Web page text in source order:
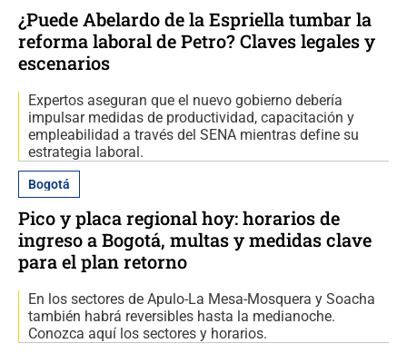
¿Puede Abelardo de la Espriella tumbar la
reforma laboral de Petro? Claves legales y
escenarios
Expertos aseguran que el nuevo gobierno debería
impulsar medidas de productividad, capacitación y
empleabilidad a través del SENA mientras define su
estrategia laboral.
Bogotá
Pico y placa regional hoy: horarios de
ingreso a Bogotá, multas y medidas clave
para el plan retorno
En los sectores de Apulo-La Mesa-Mosquera y Soacha
también habrá reversibles hasta la medianoche.
Conozca aquí los sectores y horarios.